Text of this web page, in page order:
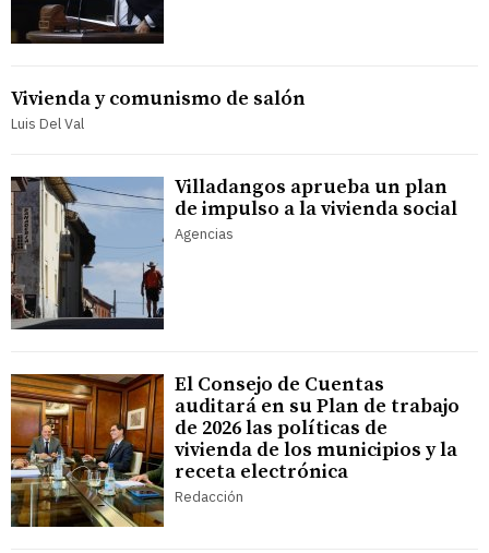
Vivienda y comunismo de salón
Luis Del Val
Villadangos aprueba un plan
de impulso a la vivienda social
Agencias
El Consejo de Cuentas
auditará en su Plan de trabajo
de 2026 las políticas de
vivienda de los municipios y la
receta electrónica
Redacción